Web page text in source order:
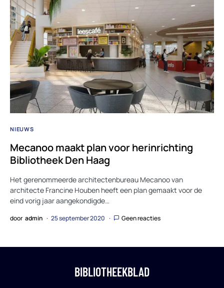
NIEUWS
Mecanoo maakt plan voor herinrichting
Bibliotheek Den Haag
Het gerenommeerde architectenbureau Mecanoo van
architecte Francine Houben heeft een plan gemaakt voor de
eind vorig jaar aangekondigde…
door admin 25 september 2020 Geen reacties
BIBLIOTHEEKBLAD